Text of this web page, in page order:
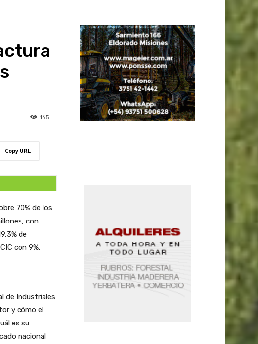
165
Copy URL
70% de los
con
de
con 9%,
de Industriales
y cómo el
es su
nacional